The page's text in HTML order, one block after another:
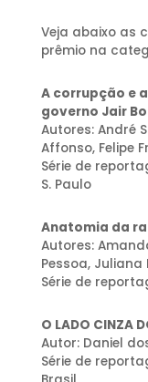
Veja abaixo as
prêmio na
A corrupção e
governo Jair
Autores: André
Affonso, Felipe
Série de
S. Paulo
Anatomia da
Autores:
Pessoa, Juliana
Série de
O LADO CINZA
Autor: Daniel
Série de